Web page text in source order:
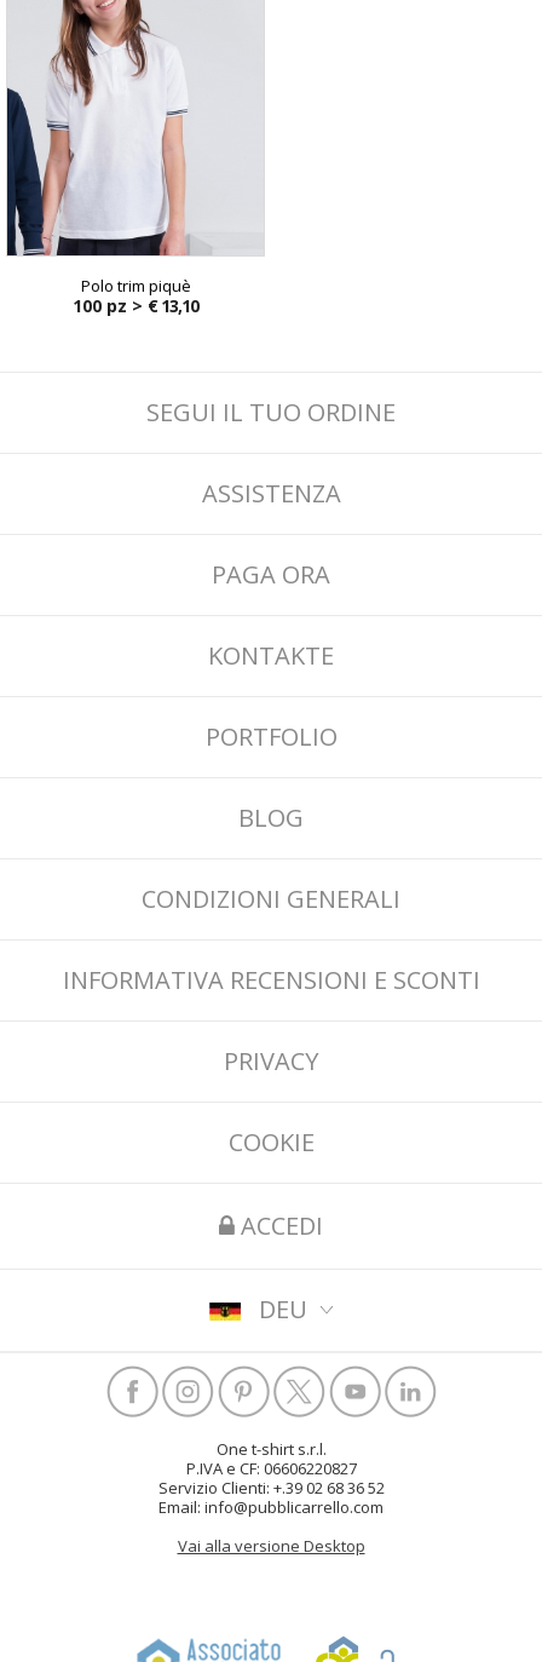
Polo trim piquè
100 pz > € 13,10
SEGUI IL TUO ORDINE
ASSISTENZA
PAGA ORA
KONTAKTE
PORTFOLIO
BLOG
CONDIZIONI GENERALI
INFORMATIVA RECENSIONI E SCONTI
PRIVACY
COOKIE
ACCEDI
DEU
One t-shirt s.r.l.
P.IVA e CF: 06606220827
Servizio Clienti: +.39 02 68 36 52
Email: info@pubblicarrello.com
Vai alla versione Desktop